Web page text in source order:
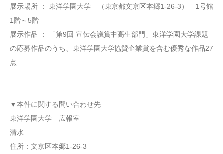
展示場所 ： 東洋学園大学 （東京都文京区本郷1-26-3） 1号館
1階～5階
展示作品 ： 「第9回 宣伝会議賞中高生部門」東洋学園大学課題
の応募作品のうち、東洋学園大学協賛企業賞を含む優秀な作品27
点
▼本件に関する問い合わせ先
東洋学園大学 広報室
清水
住所：文京区本郷1-26-3